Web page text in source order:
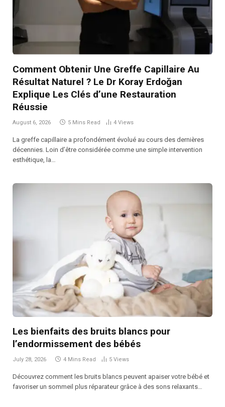
Comment Obtenir Une Greffe Capillaire Au
Résultat Naturel ? Le Dr Koray Erdoğan
Explique Les Clés d’une Restauration
Réussie
August 6, 2026 5 Mins Read 4 Views
La greffe capillaire a profondément évolué au cours des dernières
décennies. Loin d’être considérée comme une simple intervention
esthétique, la…
Les bienfaits des bruits blancs pour
l’endormissement des bébés
July 28, 2026 4 Mins Read 5 Views
Découvrez comment les bruits blancs peuvent apaiser votre bébé et
favoriser un sommeil plus réparateur grâce à des sons relaxants…